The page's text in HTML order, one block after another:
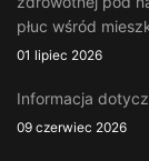
płuc wśród
01 lipiec 2026
Informacja
09 czerwiec 2026